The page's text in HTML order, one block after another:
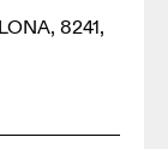
8241,